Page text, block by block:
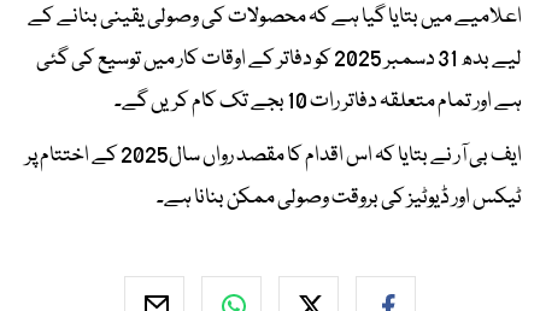
اعلامیے میں بتایا گیا ہے کہ محصولات کی وصولی یقینی بنانے کے
لیے بدھ 31 دسمبر 2025 کو دفاتر کے اوقات کار میں توسیع کی گئی
ہے اور تمام متعلقہ دفاتر رات 10 بجے تک کام کریں گے۔
ایف بی آر نے بتایا کہ اس اقدام کا مقصد رواں سال2025 کے اختتام پر
ٹیکس اور ڈیوٹیز کی بروقت وصولی ممکن بنانا ہے۔